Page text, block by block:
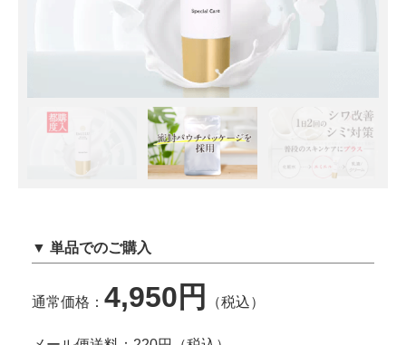
▼ 単品でのご購入
通常価格： 4,950円 （税込）